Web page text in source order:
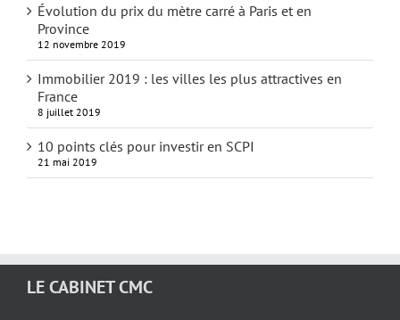
Évolution du prix du mètre carré à Paris et en
Province
12 novembre 2019
Immobilier 2019 : les villes les plus attractives en
France
8 juillet 2019
10 points clés pour investir en SCPI
21 mai 2019
LE CABINET CMC